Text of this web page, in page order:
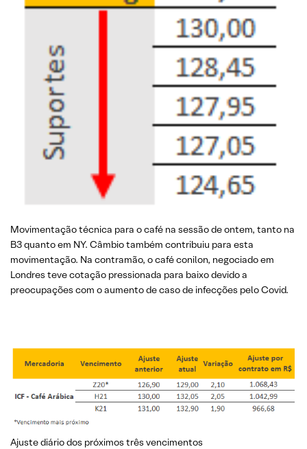
Movimentação técnica para o café na sessão de ontem, tanto na
B3 quanto em NY. Câmbio também contribuiu para esta
movimentação. Na contramão, o café conilon, negociado em
Londres teve cotação pressionada para baixo devido a
preocupações com o aumento de caso de infecções pelo Covid.
Ajuste diário dos próximos três vencimentos